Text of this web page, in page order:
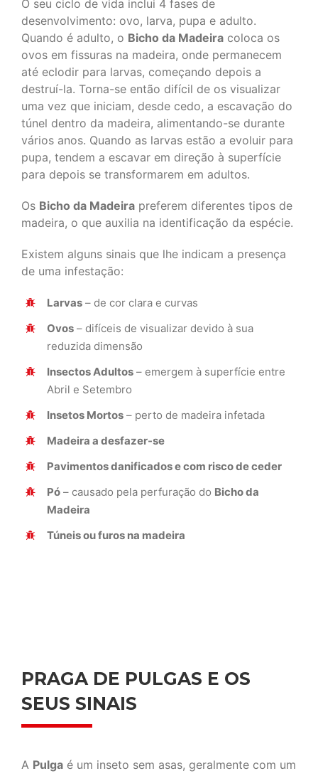
O seu ciclo de vida inclui 4 fases de
desenvolvimento: ovo, larva, pupa e adulto.
Quando é adulto, o Bicho da Madeira coloca os
ovos em fissuras na madeira, onde permanecem
até eclodir para larvas, começando depois a
destruí-la. Torna-se então difícil de os visualizar
uma vez que iniciam, desde cedo, a escavação do
túnel dentro da madeira, alimentando-se durante
vários anos. Quando as larvas estão a evoluir para
pupa, tendem a escavar em direção à superfície
para depois se transformarem em adultos.
Os Bicho da Madeira preferem diferentes tipos de
madeira, o que auxilia na identificação da espécie.
Existem alguns sinais que lhe indicam a presença
de uma infestação:
Larvas – de cor clara e curvas
Ovos – difíceis de visualizar devido à sua
reduzida dimensão
Insectos Adultos – emergem à superfície entre
Abril e Setembro
Insetos Mortos – perto de madeira infetada
Madeira a desfazer-se
Pavimentos danificados e com risco de ceder
Pó – causado pela perfuração do Bicho da
Madeira
Túneis ou furos na madeira
PRAGA DE PULGAS E OS
SEUS SINAIS
A Pulga é um inseto sem asas, geralmente com um